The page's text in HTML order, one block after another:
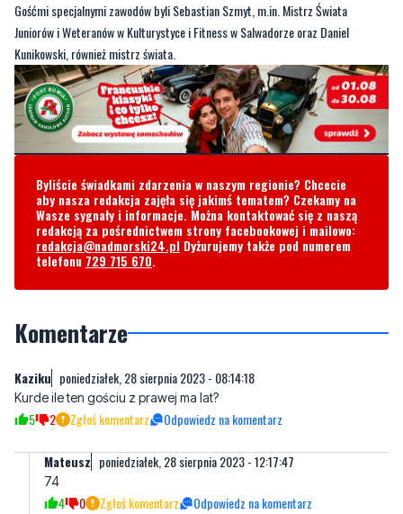
Gośćmi specjalnymi zawodów byli Sebastian Szmyt, m.in. Mistrz Świata
Juniorów i Weteranów w Kulturystyce i Fitness w Salwadorze oraz Daniel
Kunikowski, również mistrz świata.
Byliście świadkami zdarzenia w naszym regionie? Chcecie
aby nasza redakcja zajęła się jakimś tematem? Czekamy na
Wasze sygnały i informacje. Można kontaktować się z naszą
redakcją za pośrednictwem strony facebookowej i mailowo:
redakcja@nadmorski24.pl Dyżurujemy także pod numerem
telefonu 729 715 670.
Komentarze
Kaziku poniedziałek, 28 sierpnia 2023 - 08:14:18
Kurde ile ten gościu z prawej ma lat?
5 2 Zgłoś komentarz Odpowiedz na komentarz
Mateusz poniedziałek, 28 sierpnia 2023 - 12:17:47
74
4 0 Zgłoś komentarz Odpowiedz na komentarz